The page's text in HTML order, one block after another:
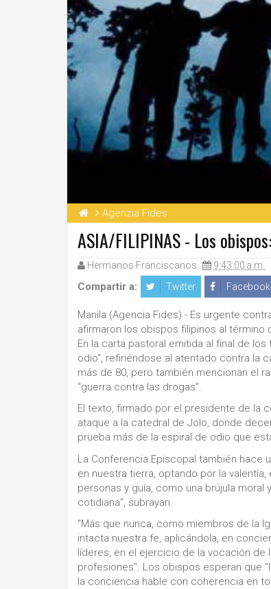
Agenzia Fides
ASIA/FILIPINAS - Los
Hermanos Franciscanos 9:43:00 a.m.
Compartir a: Twitter Facebook
Manila (Agencia Fides) - Es urgente
afirmaron los obispos filipinos al término
En la carta pastoral emitida al final de
odio", refiriéndose al atentado contra la
más de 80, pero también mencionan el
"guerra contra las drogas".
El texto, firmado por el presidente de la
ataque a la catedral de Jolo, donde
prueba más de la espiral de odio que
La Conferencia Episcopal también hace
en nuestra tierra, optando por la
personas y guía, como una brújula
cotidiana", subrayan.
"Más que nunca, como miembros de la
intacta nuestra fe, aplicándola, en
líderes, en el ejercicio de la vocación de
profesiones". Los obispos esperan que
la conciencia hable con coherencia en